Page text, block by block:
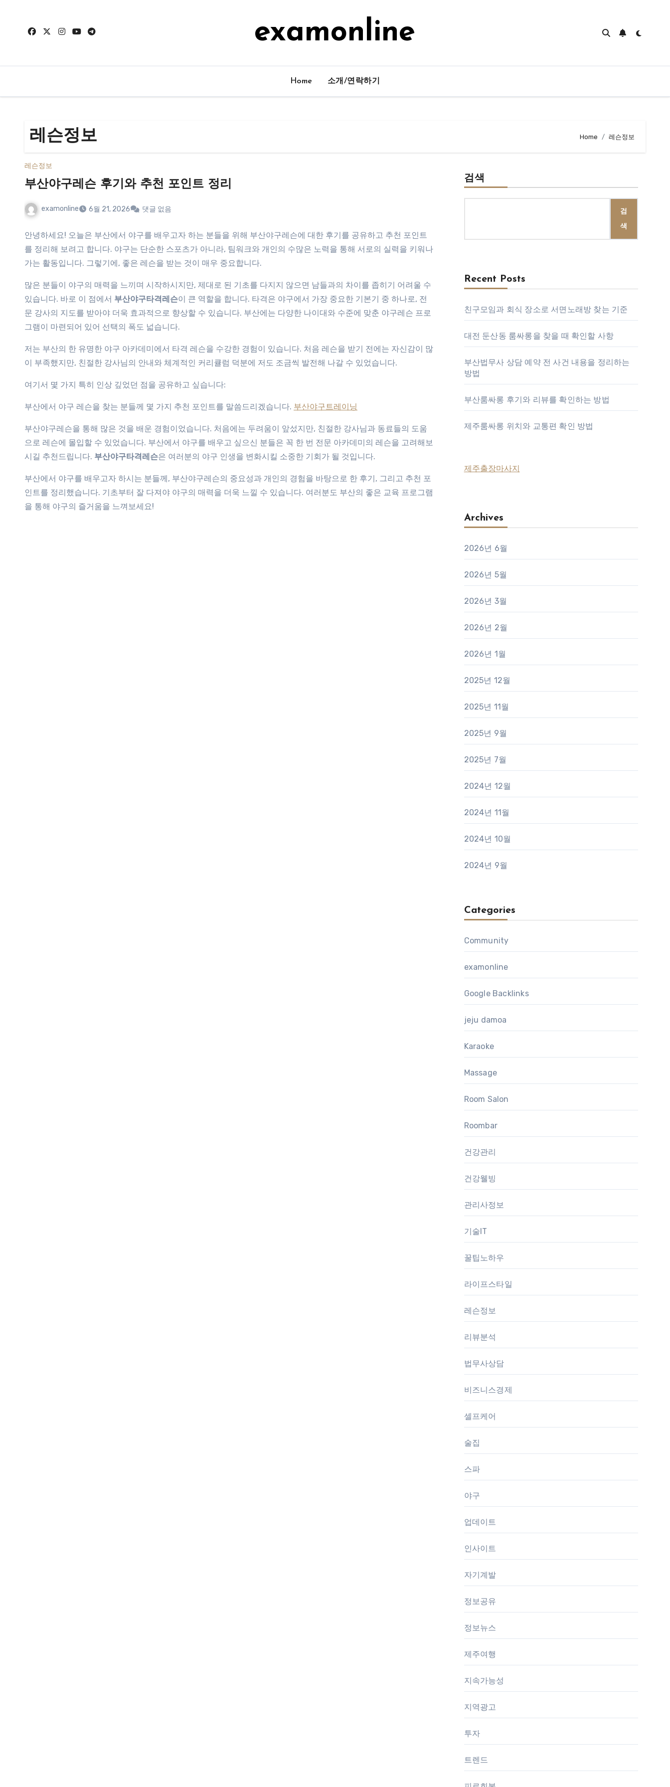
content
examonline
Home 소개/연락하기
레슨정보 Home 레슨정보
레슨정보
부산야구레슨 후기와 추천 포인트 정리
examonline 6월 21, 2026 댓글 없음
안녕하세요! 오늘은 부산에서 야구를 배우고자 하는 분들을 위해 부산야구레슨에 대한 후기를 공유하고 추천 포인트
를 정리해 보려고 합니다. 야구는 단순한 스포츠가 아니라, 팀워크와 개인의 수많은 노력을 통해 서로의 실력을 키워나
가는 활동입니다. 그렇기에, 좋은 레슨을 받는 것이 매우 중요합니다.
많은 분들이 야구의 매력을 느끼며 시작하시지만, 제대로 된 기초를 다지지 않으면 남들과의 차이를 좁히기 어려울 수
있습니다. 바로 이 점에서 부산야구타격레슨이 큰 역할을 합니다. 타격은 야구에서 가장 중요한 기본기 중 하나로, 전
문 강사의 지도를 받아야 더욱 효과적으로 향상할 수 있습니다. 부산에는 다양한 나이대와 수준에 맞춘 야구레슨 프로
그램이 마련되어 있어 선택의 폭도 넓습니다.
저는 부산의 한 유명한 야구 아카데미에서 타격 레슨을 수강한 경험이 있습니다. 처음 레슨을 받기 전에는 자신감이 많
이 부족했지만, 친절한 강사님의 안내와 체계적인 커리큘럼 덕분에 저도 조금씩 발전해 나갈 수 있었습니다.
여기서 몇 가지 특히 인상 깊었던 점을 공유하고 싶습니다:
부산에서 야구 레슨을 찾는 분들께 몇 가지 추천 포인트를 말씀드리겠습니다. 부산야구트레이닝
부산야구레슨을 통해 많은 것을 배운 경험이었습니다. 처음에는 두려움이 앞섰지만, 친절한 강사님과 동료들의 도움
으로 레슨에 몰입할 수 있었습니다. 부산에서 야구를 배우고 싶으신 분들은 꼭 한 번 전문 아카데미의 레슨을 고려해보
시길 추천드립니다. 부산야구타격레슨은 여러분의 야구 인생을 변화시킬 소중한 기회가 될 것입니다.
부산에서 야구를 배우고자 하시는 분들께, 부산야구레슨의 중요성과 개인의 경험을 바탕으로 한 후기, 그리고 추천 포
인트를 정리했습니다. 기초부터 잘 다져야 야구의 매력을 더욱 느낄 수 있습니다. 여러분도 부산의 좋은 교육 프로그램
을 통해 야구의 즐거움을 느껴보세요!
검색
검
색
Recent Posts
친구모임과 회식 장소로 서면노래방 찾는 기준
대전 둔산동 룸싸롱을 찾을 때 확인할 사항
부산법무사 상담 예약 전 사건 내용을 정리하는
방법
부산룸싸롱 후기와 리뷰를 확인하는 방법
제주룸싸롱 위치와 교통편 확인 방법
제주출장마사지
Archives
2026년 6월
2026년 5월
2026년 3월
2026년 2월
2026년 1월
2025년 12월
2025년 11월
2025년 9월
2025년 7월
2024년 12월
2024년 11월
2024년 10월
2024년 9월
Categories
Community
examonline
Google Backlinks
jeju damoa
Karaoke
Massage
Room Salon
Roombar
건강관리
건강웰빙
관리사정보
기술IT
꿀팁노하우
라이프스타일
레슨정보
리뷰분석
법무사상담
비즈니스경제
셀프케어
술집
스파
야구
업데이트
인사이트
자기계발
정보공유
정보뉴스
제주여행
지속가능성
지역광고
투자
트렌드